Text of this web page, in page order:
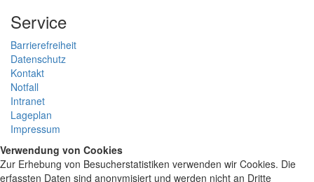
Service
Barrierefreiheit
Datenschutz
Kontakt
Notfall
Intranet
Lageplan
Impressum
Verwendung von Cookies
Zur Erhebung von Besucherstatistiken verwenden wir Cookies. Die
erfassten Daten sind anonymisiert und werden nicht an Dritte